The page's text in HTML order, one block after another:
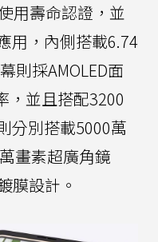
用壽命認證，並
用，內側搭載6.74
則採AMOLED面
，並且搭配3200
分別搭載5000萬
畫素超廣角鏡
膜設計。